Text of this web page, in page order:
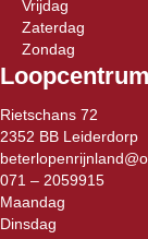
Vrijdag
Zaterdag
Zondag
Loopcentrum
Rietschans 72
2352 BB Leiderdorp
071 – 2059915
Maandag
Dinsdag